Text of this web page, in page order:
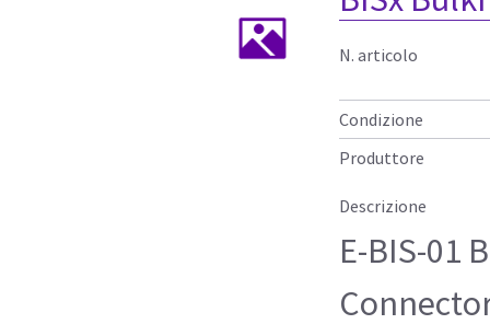
N. articolo
Condizione
Produttore
Descrizione
E-BIS-01